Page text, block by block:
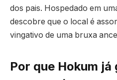
dos pais. Hospedado em
descobre que o local é
vingativo de uma bruxa
Por que Hokum